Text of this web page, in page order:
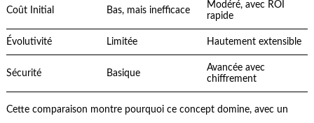
Coût Initial Bas, mais inefficace
Modéré, avec ROI
rapide
Évolutivité Limitée Hautement extensible
Sécurité Basique
Avancée avec
chiffrement
Cette comparaison montre pourquoi ce concept domine, avec un